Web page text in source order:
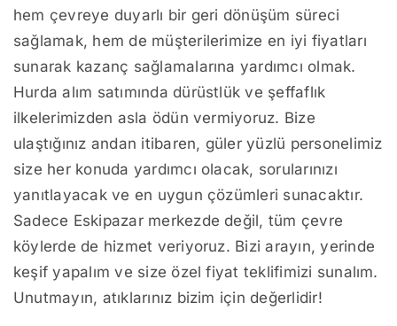
hem çevreye duyarlı bir geri dönüşüm süreci
sağlamak, hem de müşterilerimize en iyi fiyatları
sunarak kazanç sağlamalarına yardımcı olmak.
Hurda alım satımında dürüstlük ve şeffaflık
ilkelerimizden asla ödün vermiyoruz. Bize
ulaştığınız andan itibaren, güler yüzlü personelimiz
size her konuda yardımcı olacak, sorularınızı
yanıtlayacak ve en uygun çözümleri sunacaktır.
Sadece Eskipazar merkezde değil, tüm çevre
köylerde de hizmet veriyoruz. Bizi arayın, yerinde
keşif yapalım ve size özel fiyat teklifimizi sunalım.
Unutmayın, atıklarınız bizim için değerlidir!